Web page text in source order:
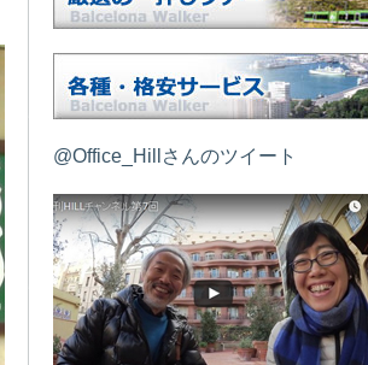
@Office_Hillさんのツイート